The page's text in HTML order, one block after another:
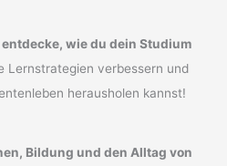
entdecke, wie du dein Studium
Lernstrategien verbessern und
herausholen kannst!
Bildung und den Alltag von